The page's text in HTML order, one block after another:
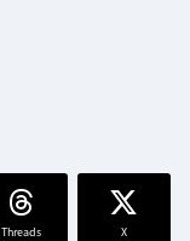
Threads X